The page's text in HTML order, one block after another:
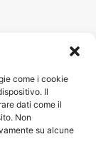
come i cookie
Il
dati come il
Non
su alcune
13498
7303
4209